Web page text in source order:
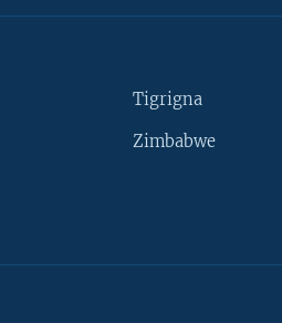
Tigrigna
Zimbabwe